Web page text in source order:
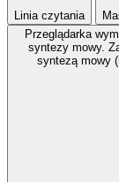
Linia czytania
Przeglądarka
syntezy mowy.
syntezą mowy